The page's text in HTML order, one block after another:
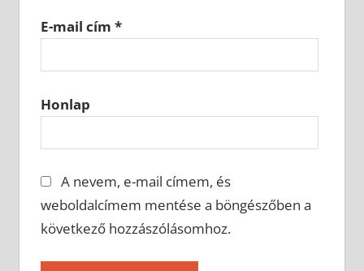
E-mail cím *
Honlap
A nevem, e-mail címem, és
weboldalcímem mentése a böngészőben a
következő hozzászólásomhoz.